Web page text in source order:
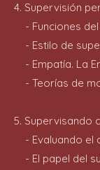
4. Supervisión
- Funciones
- Estilo de
- Empatía. La
- Teorías de
5. Supervisando
- Evaluando el
- El papel del